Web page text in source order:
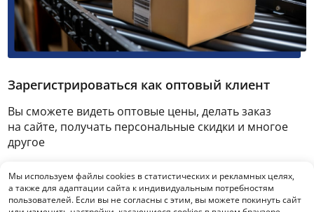
Зарегистрироваться как оптовый клиент
Вы сможете видеть оптовые цены, делать заказ
на сайте, получать персональные скидки и многое
другое
Зарегистрироваться
Мы используем файлы cookies в статистических и рекламных целях,
а также для адаптации сайта к индивидуальным потребностям
пользователей. Если вы не согласны с этим, вы можете покинуть сайт